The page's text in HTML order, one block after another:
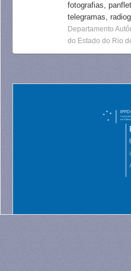
fotografias,
telegramas,
Departamento
do Estado do Rio